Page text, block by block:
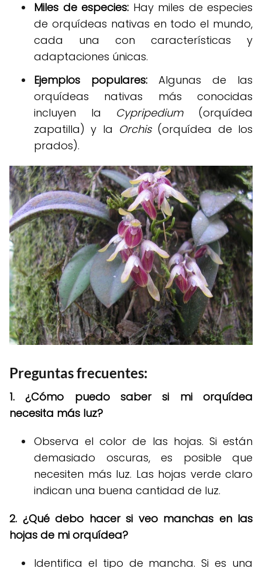
Miles de especies: Hay miles de especies
de orquídeas nativas en todo el mundo,
cada una con características y
adaptaciones únicas.
Ejemplos populares: Algunas de las
orquídeas nativas más conocidas
incluyen la Cypripedium(orquídea
zapatilla) y la Orchis(orquídea de los
prados).
Preguntas frecuentes:
1. ¿Cómo puedo saber si mi orquídea
necesita más luz?
Observa el color de las hojas. Si están
demasiado oscuras, es posible que
necesiten más luz. Las hojas verde claro
indican una buena cantidad de luz.
2. ¿Qué debo hacer si veo manchas en las
hojas de mi orquídea?
Identifica el tipo de mancha. Si es una